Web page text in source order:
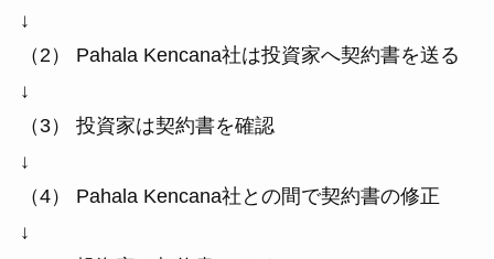
↓
（2） Pahala Kencana社は投資家へ契約書を送る
↓
（3） 投資家は契約書を確認
↓
（4） Pahala Kencana社との間で契約書の修正
↓